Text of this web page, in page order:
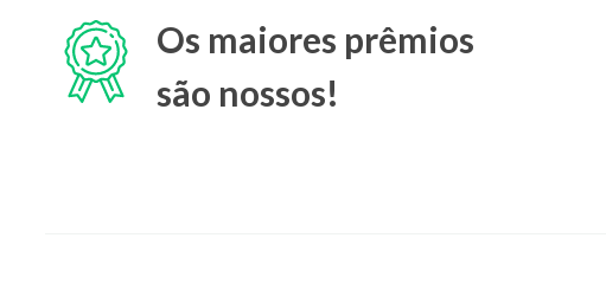
Os maiores prêmios
são nossos!